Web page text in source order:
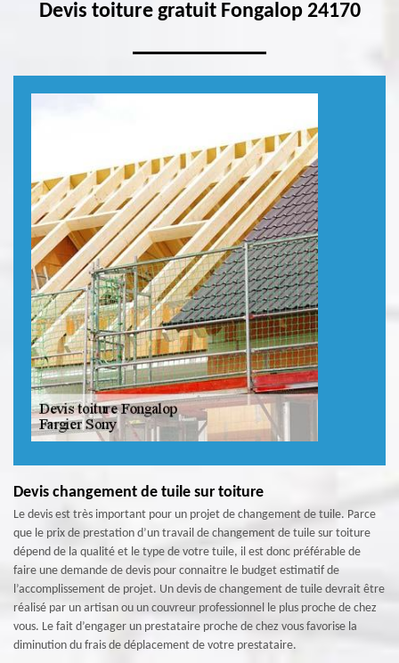
Devis toiture gratuit Fongalop 24170
Devis changement de tuile sur toiture
Le devis est très important pour un projet de changement de tuile. Parce
que le prix de prestation d’un travail de changement de tuile sur toiture
dépend de la qualité et le type de votre tuile, il est donc préférable de
faire une demande de devis pour connaitre le budget estimatif de
l’accomplissement de projet. Un devis de changement de tuile devrait être
réalisé par un artisan ou un couvreur professionnel le plus proche de chez
vous. Le fait d’engager un prestataire proche de chez vous favorise la
diminution du frais de déplacement de votre prestataire.